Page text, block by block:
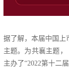
据了解，本届中国上
主题。为共襄主题
主办了“2022第十二